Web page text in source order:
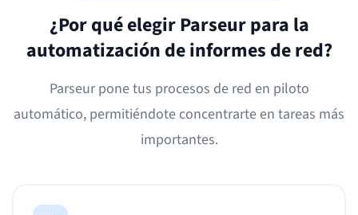
¿Por qué elegir Parseur para la
automatización de informes de red?
Parseur pone tus procesos de red en piloto
automático, permitiéndote concentrarte en tareas más
importantes.